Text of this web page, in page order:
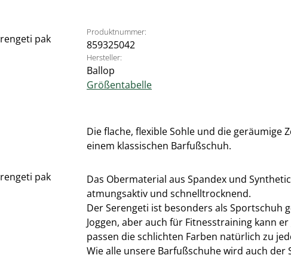
Produktnummer:
859325042
Hersteller:
Ballop
Größentabelle
Die flache, flexible Sohle und die geräumige
einem klassischen Barfußschuh.
Das Obermaterial aus Spandex und
atmungsaktiv und schnelltrocknend.
Der Serengeti ist besonders als Sportschuh
Joggen, aber auch für Fitnesstraining kann
passen die schlichten Farben natürlich zu
Wie alle unsere Barfußschuhe wird auch der